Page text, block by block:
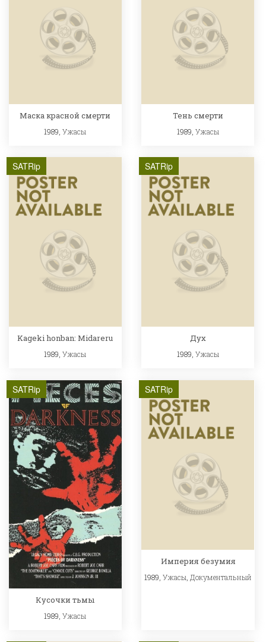
Маска красной смерти
1989,Ужасы
Тень смерти
1989, Ужасы
SATRip
Kageki honban: Midareru
1989,Ужасы
SATRip
Дух
1989, Ужасы
SATRip
Кусочки тьмы
1989,Ужасы
SATRip
Империя безумия
1989,Ужасы Документальный